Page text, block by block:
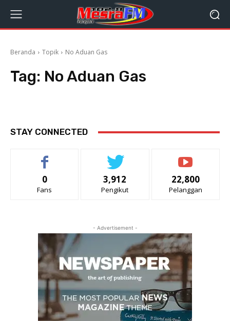
Beranda Topik No Aduan Gas
Tag: No Aduan Gas
STAY CONNECTED
0
Fans
3,912
Pengikut
22,800
Pelanggan
- Advertisement -